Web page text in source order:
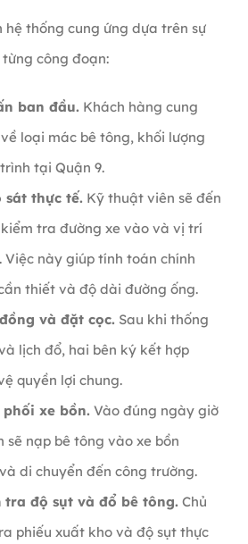
hệ thống cung ứng dựa trên sự
công đoạn:
ban đầu. Khách hàng cung
loại mác bê tông, khối lượng
tại Quận 9.
sát thực tế. Kỹ thuật viên sẽ đến
tra đường xe vào và vị trí
này giúp tính toán chính
thiết và độ dài đường ống.
và đặt cọc. Sau khi thống
lịch đổ, hai bên ký kết hợp
quyền lợi chung.
xe bồn. Vào đúng ngày giờ
sẽ nạp bê tông vào xe bồn
di chuyển đến công trường.
tra độ sụt và đổ bê tông. Chủ
phiếu xuất kho và độ sụt thực